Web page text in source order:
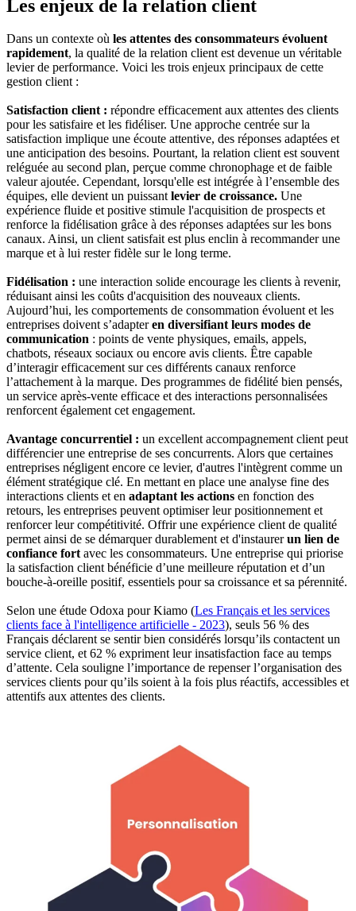
Les enjeux de la relation client
Dans un contexte où les attentes des consommateurs évoluent
rapidement, la qualité de la relation client est devenue un véritable
levier de performance. Voici les trois enjeux principaux de cette
gestion client :
Satisfaction client : répondre efficacement aux attentes des clients
pour les satisfaire et les fidéliser. Une approche centrée sur la
satisfaction implique une écoute attentive, des réponses adaptées et
une anticipation des besoins. Pourtant, la relation client est souvent
reléguée au second plan, perçue comme chronophage et de faible
valeur ajoutée. Cependant, lorsqu'elle est intégrée à l’ensemble des
équipes, elle devient un puissantlevier de croissance. Une
expérience fluide et positive stimule l'acquisition de prospects et
renforce la fidélisation grâce à des réponses adaptées sur les bons
canaux. Ainsi, un client satisfait est plus enclin à recommander une
marque et à lui rester fidèle sur le long terme.
Fidélisation : une interaction solide encourage les clients à revenir,
réduisant ainsi les coûts d'acquisition des nouveaux clients.
Aujourd’hui, les comportements de consommation évoluent et les
entreprises doivent s’adapteren diversifiant leurs modes de
communication : points de vente physiques, emails, appels,
chatbots, réseaux sociaux ou encore avis clients. Être capable
d’interagir efficacement sur ces différents canaux renforce
l’attachement à la marque. Des programmes de fidélité bien pensés,
un service après-vente efficace et des interactions personnalisées
renforcent également cet engagement.
Avantage concurrentiel : un excellent accompagnement client peut
différencier une entreprise de ses concurrents. Alors que certaines
entreprises négligent encore ce levier, d'autres l'intègrent comme un
élément stratégique clé. En mettant en place une analyse fine des
interactions clients et en adaptant les actions en fonction des
retours, les entreprises peuvent optimiser leur positionnement et
renforcer leur compétitivité. Offrir une expérience client de qualité
permet ainsi de se démarquer durablement et d'instaurerun lien de
confiance fortavec les consommateurs. Une entreprise qui priorise
la satisfaction client bénéficie d’une meilleure réputation et d’un
bouche-à-oreille positif, essentiels pour sa croissance et sa pérennité.
Selon une étude Odoxa pour Kiamo (Les Français et les services
clients face à l'intelligence artificielle - 2023), seuls 56 % des
Français déclarent se sentir bien considérés lorsqu’ils contactent un
service client, et 62 % expriment leur insatisfaction face au temps
d’attente. Cela souligne l’importance de repenser l’organisation des
services clients pour qu’ils soient à la fois plus réactifs, accessibles et
attentifs aux attentes des clients.